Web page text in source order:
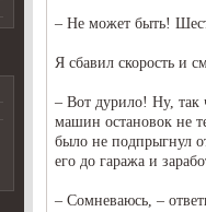
– Не может быть!
Я сбавил скорость и
– Вот дурило! Ну, так
машин остановок не
было не подпрыгнул
его до гаража и
– Сомневаюсь, –